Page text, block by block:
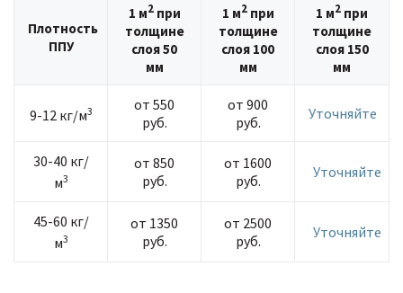
Плотность
ППУ
1 м2при
толщине
слоя 50
мм
1 м2при
толщине
слоя 100
мм
1 м2 при
толщине
слоя 150
мм
9-12 кг/м3
от 550
руб.
от 900
руб.
Уточняйте
30-40 кг/
м3
от 850
руб.
от 1600
руб.
Уточняйте
45-60 кг/
м3
от 1350
руб.
от 2500
руб.
Уточняйте